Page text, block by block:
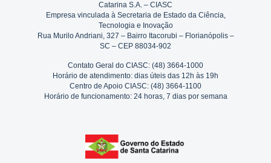
Catarina S.A. – CIASC
Empresa vinculada à Secretaria de Estado da Ciência,
Tecnologia e Inovação
Rua Murilo Andriani, 327 – Bairro Itacorubi – Florianópolis –
SC – CEP 88034-902
Contato Geral do CIASC: (48) 3664-1000
Horário de atendimento: dias úteis das 12h às 19h
Centro de Apoio CIASC: (48) 3664-1100
Horário de funcionamento: 24 horas, 7 dias por semana